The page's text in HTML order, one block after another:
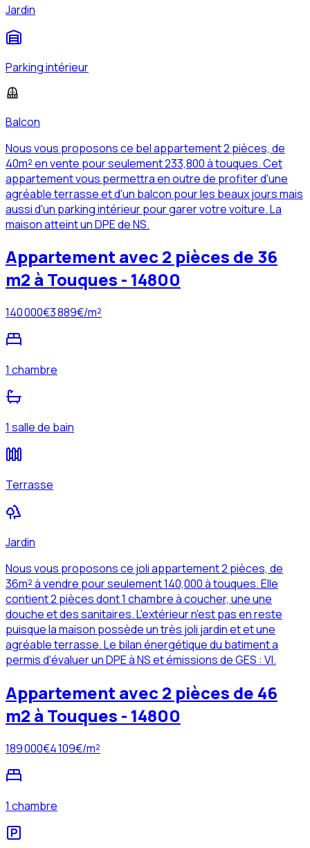
Jardin
Parking intérieur
Balcon
Nous vous proposons ce bel appartement 2 pièces, de
40m² en vente pour seulement 233,800 à touques. Cet
appartement vous permettra en outre de profiter d'une
agréable terrasse et d'un balcon pour les beaux jours mais
aussi d'un parking intérieur pour garer votre voiture. La
maison atteint un DPE de NS.
Appartement avec 2 pièces de 36
m2 à Touques - 14800
140 000€3 889€/m²
1 chambre
1 salle de bain
Terrasse
Jardin
Nous vous proposons ce joli appartement 2 pièces, de
36m² à vendre pour seulement 140,000 à touques. Elle
contient 2 pièces dont 1 chambre à coucher, une une
douche et des sanitaires. L'extérieur n'est pas en reste
puisque la maison possède un très joli jardin et et une
agréable terrasse. Le bilan énergétique du batiment a
permis d'évaluer un DPE à NS et émissions de GES : VI.
Appartement avec 2 pièces de 46
m2 à Touques - 14800
189 000€4 109€/m²
1 chambre